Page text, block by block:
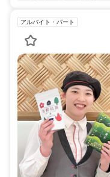
アルバイト・パート